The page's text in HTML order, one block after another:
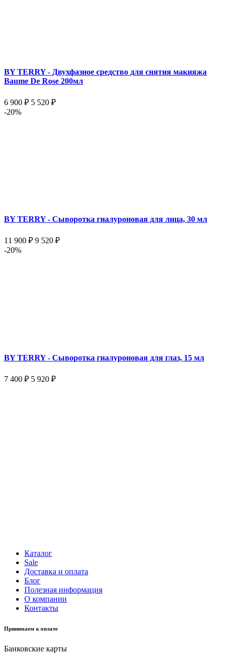
BY TERRY - Двухфазное средство для снятия макияжа
Baume De Rose 200мл
6 900 ₽ 5 520 ₽
-20%
BY TERRY - Сыворотка гиалуроновая для лица, 30 мл
11 900 ₽ 9 520 ₽
-20%
BY TERRY - Сыворотка гиалуроновая для глаз, 15 мл
7 400 ₽ 5 920 ₽
Каталог
Sale
Доставка и оплата
Блог
Полезная информация
О компании
Контакты
Принимаем к оплате
Банковские карты